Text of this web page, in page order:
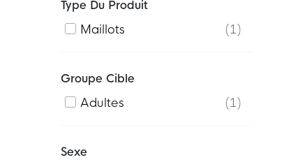
Type Du Produit
Maillots
1
Groupe Cible
Adultes
1
Sexe